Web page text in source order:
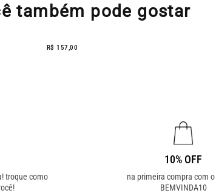
também pode gostar
R$ 157,00
troque como
10% OFF
na primeira compra com
BEMVINDA10